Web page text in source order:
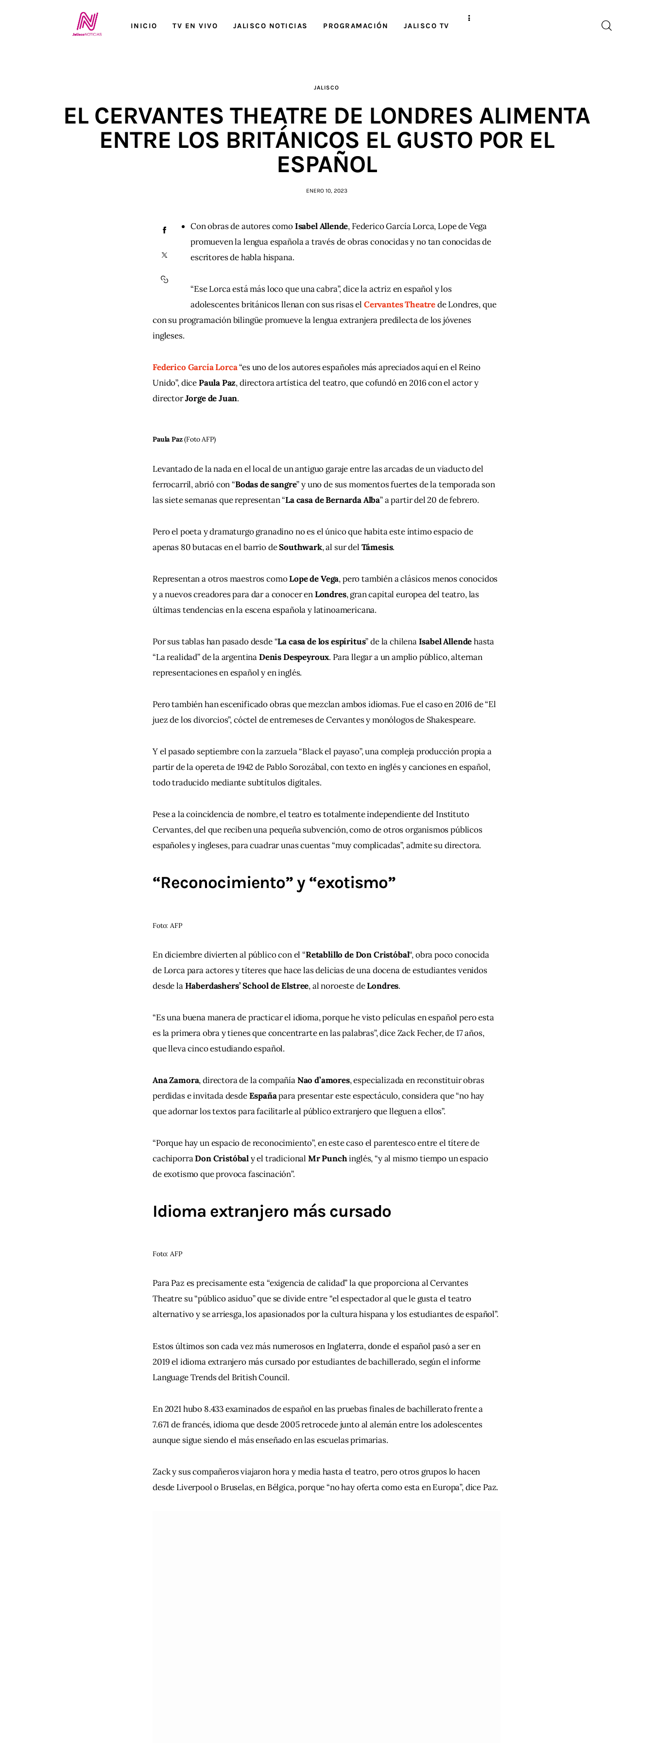
INICIO TV EN VIVO JALISCO NOTICIAS PROGRAMACIÓN JALISCO TV
JALISCO
EL CERVANTES THEATRE DE LONDRES ALIMENTA
ENTRE LOS BRITÁNICOS EL GUSTO POR EL
ESPAÑOL
ENERO 10, 2023
Con obras de autores comoIsabel Allende, Federico García Lorca, Lope de Vega
promueven la lengua española a través de obras conocidas y no tan conocidas de
escritores de habla hispana.
“Ese Lorca está más loco que una cabra”, dice la actriz en español y los
adolescentes británicos llenan con sus risas el Cervantes Theatre de Londres, que
con su programación bilingüe promueve la lengua extranjera predilecta de los jóvenes
ingleses.
Federico García Lorca “es uno de los autores españoles más apreciados aquí en el Reino
Unido”, dice Paula Paz, directora artística del teatro, que cofundó en 2016 con el actor y
director Jorge de Juan.
Paula Paz(Foto AFP)
Levantado de la nada en el local de un antiguo garaje entre las arcadas de un viaducto del
ferrocarril, abrió con “Bodas de sangre” y uno de sus momentos fuertes de la temporada son
las siete semanas que representan “La casa de Bernarda Alba” a partir del 20 de febrero.
Pero el poeta y dramaturgo granadino no es el único que habita este íntimo espacio de
apenas 80 butacas en el barrio de Southwark, al sur del Támesis.
Representan a otros maestros como Lope de Vega, pero también a clásicos menos conocidos
y a nuevos creadores para dar a conocer en Londres, gran capital europea del teatro, las
últimas tendencias en la escena española y latinoamericana.
Por sus tablas han pasado desde “La casa de los espíritus” de la chilena Isabel Allende hasta
“La realidad” de la argentina Denis Despeyroux. Para llegar a un amplio público, alternan
representaciones en español y en inglés.
Pero también han escenificado obras que mezclan ambos idiomas. Fue el caso en 2016 de “El
juez de los divorcios”, cóctel de entremeses de Cervantes y monólogos de Shakespeare.
Y el pasado septiembre con la zarzuela “Black el payaso”, una compleja producción propia a
partir de la opereta de 1942 de Pablo Sorozábal, con texto en inglés y canciones en español,
todo traducido mediante subtítulos digitales.
Pese a la coincidencia de nombre, el teatro es totalmente independiente del Instituto
Cervantes, del que reciben una pequeña subvención, como de otros organismos públicos
españoles y ingleses, para cuadrar unas cuentas “muy complicadas”, admite su directora.
“Reconocimiento” y “exotismo”
Foto: AFP
En diciembre divierten al público con el “Retablillo de Don Cristóbal“, obra poco conocida
de Lorca para actores y títeres que hace las delicias de una docena de estudiantes venidos
desde la Haberdashers’ School de Elstree, al noroeste de Londres.
“Es una buena manera de practicar el idioma, porque he visto películas en español pero esta
es la primera obra y tienes que concentrarte en las palabras”, dice Zack Fecher, de 17 años,
que lleva cinco estudiando español.
Ana Zamora, directora de la compañía Nao d’amores, especializada en reconstituir obras
perdidas e invitada desde España para presentar este espectáculo, considera que “no hay
que adornar los textos para facilitarle al público extranjero que lleguen a ellos”.
“Porque hay un espacio de reconocimiento”, en este caso el parentesco entre el títere de
cachiporra Don Cristóbal y el tradicional Mr Punch inglés, “y al mismo tiempo un espacio
de exotismo que provoca fascinación”.
Idioma extranjero más cursado
Foto: AFP
Para Paz es precisamente esta “exigencia de calidad” la que proporciona al Cervantes
Theatre su “público asiduo” que se divide entre “el espectador al que le gusta el teatro
alternativo y se arriesga, los apasionados por la cultura hispana y los estudiantes de español”.
Estos últimos son cada vez más numerosos en Inglaterra, donde el español pasó a ser en
2019 el idioma extranjero más cursado por estudiantes de bachillerado, según el informe
Language Trends del British Council.
En 2021 hubo 8.433 examinados de español en las pruebas finales de bachillerato frente a
7.671 de francés, idioma que desde 2005 retrocede junto al alemán entre los adolescentes
aunque sigue siendo el más enseñado en las escuelas primarias.
Zack y sus compañeros viajaron hora y media hasta el teatro, pero otros grupos lo hacen
desde Liverpool o Bruselas, en Bélgica, porque “no hay oferta como esta en Europa”, dice Paz.